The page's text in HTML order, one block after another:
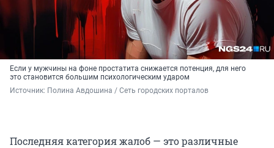
Если у мужчины на фоне простатита снижается потенция, для него
это становится большим психологическим ударом
Источник: Полина Авдошина / Сеть городских порталов
Последняя категория жалоб — это различные